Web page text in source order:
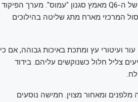
לסגנון המינימליסטי והאופנתי של טסלה ושאר שכפוליה, התא של ה-Q6 מאמץ סגנון "עמוס". מערך הפיקוד
המרכזי מארח מתג שליטה בהילוכים
ועיטורי עץ ומתכת באיכות גבוהה, אם כי
צליל חלול כשנוקשים עליהם. בידוד
ומאחור מצוין. חמישה נוסעים